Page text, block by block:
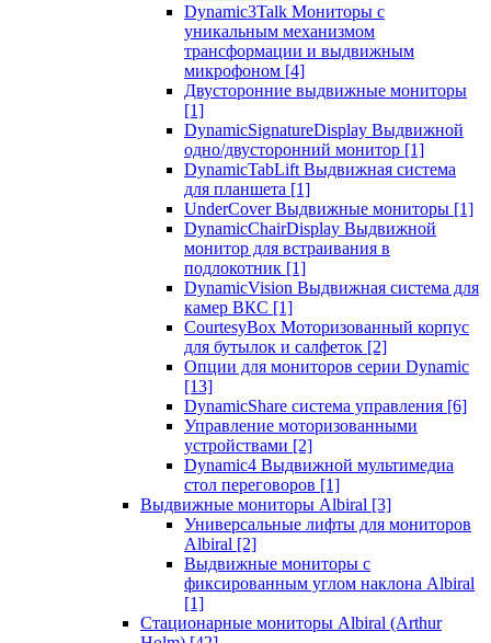
Dynamic3Talk Мониторы с
уникальным механизмом
трансформации и выдвижным
микрофоном [4]
Двусторонние выдвижные мониторы
[1]
DynamicSignatureDisplay Выдвижной
одно/двусторонний монитор [1]
DynamicTabLift Выдвижная система
для планшета [1]
UnderCover Выдвижные мониторы [1]
DynamicChairDisplay Выдвижной
монитор для встраивания в
подлокотник [1]
DynamicVision Выдвижная система для
камер ВКС [1]
CourtesyBox Моторизованный корпус
для бутылок и салфеток [2]
Опции для мониторов серии Dynamic
[13]
DynamicShare система управления [6]
Управление моторизованными
устройствами [2]
Dynamic4 Выдвижной мультимедиа
стол переговоров [1]
Выдвижные мониторы Albiral [3]
Универсальные лифты для мониторов
Albiral [2]
Выдвижные мониторы с
фиксированным углом наклона Albiral
[1]
Стационарные мониторы Albiral (Arthur